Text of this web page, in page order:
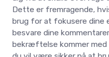
Dette er fremragende,
brug for at fokusere dine
besvare dine
bekræftelse kommer med